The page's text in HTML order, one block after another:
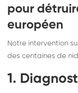
pour
européen
Notre intervention
des centaines de
1.